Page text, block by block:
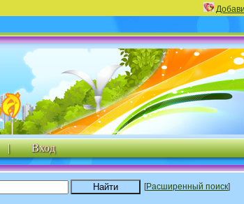
| Вход
[Расширенный поиск]